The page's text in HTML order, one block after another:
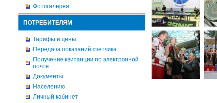
Фотогалерея
ПОТРЕБИТЕЛЯМ
Тарифы и цены
Передача показаний счетчика
Получение квитанции по электронной
почте
Документы
Населению
Личный кабинет